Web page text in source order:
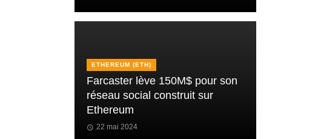
ETHEREUM (ETH)
Farcaster lève 150M$ pour son
réseau social construit sur
Ethereum
22 mai 2024